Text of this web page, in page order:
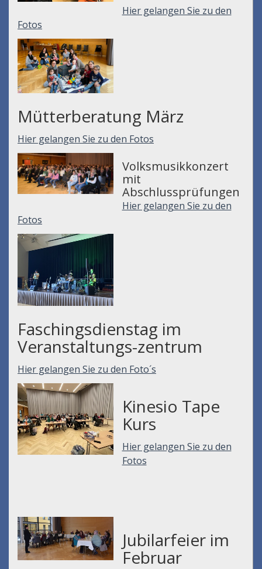
Hier gelangen Sie zu den
Fotos
Mütterberatung März
Hier gelangen Sie zu den Fotos
Volksmusikkonzert
mit
Abschlussprüfungen
Hier gelangen Sie zu den
Fotos
Faschingsdienstag im
Veranstaltungs-zentrum
Hier gelangen Sie zu den Foto´s
Kinesio Tape
Kurs
Hier gelangen Sie zu den
Fotos
Jubilarfeier im
Februar